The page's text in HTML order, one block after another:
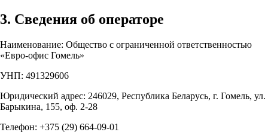
3. Сведения об операторе
Наименование: Общество с ограниченной ответственностью
«Евро-офис Гомель»
УНП: 491329606
Юридический адрес: 246029, Республика Беларусь, г. Гомель, ул.
Барыкина, 155, оф. 2-28
Телефон: +375 (29) 664-09-01